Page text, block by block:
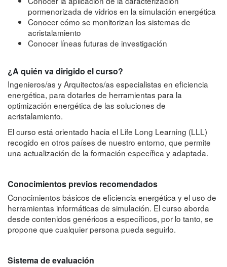
pormenorizada de vidrios en la simulación energética
Conocer cómo se monitorizan los sistemas de
acristalamiento
Conocer líneas futuras de investigación
¿A quién va dirigido el curso?
Ingenieros/as y Arquitectos/as especialistas en eficiencia
energética, para dotarles de herramientas para la
optimización energética de las soluciones de
acristalamiento.
El curso está orientado hacia el Life Long Learning (LLL)
recogido en otros países de nuestro entorno, que permite
una actualización de la formación específica y adaptada.
Conocimientos previos recomendados
Conocimientos básicos de eficiencia energética y el uso de
herramientas informáticas de simulación. El curso aborda
desde contenidos genéricos a específicos, por lo tanto, se
propone que cualquier persona pueda seguirlo.
Sistema de evaluación